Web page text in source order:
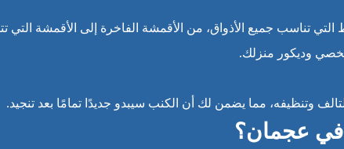
تناسب جميع الأذواق، من الأقمشة الفاخرة إلى الأقمشة التي
وديكور منزلك.
وتنظيفه، مما يضمن لك أن الكنب سيبدو جديدًا تمامًا بعد تنجيد.
في عجمان؟